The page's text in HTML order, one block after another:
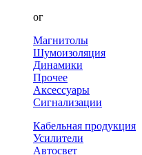
Каталог
Магнитолы
Шумоизоляция
Динамики
Прочее
Аксессуары
Сигнализации
Кабельная продукция
Усилители
Автосвет